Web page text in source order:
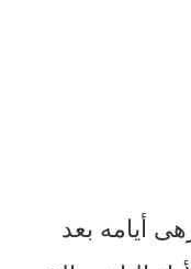
أيامه بعد